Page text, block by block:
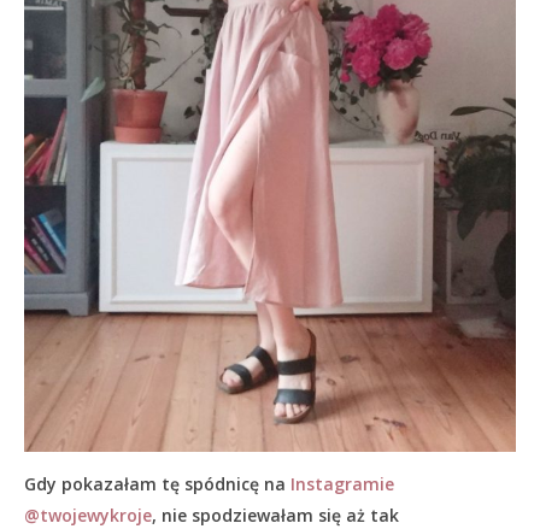
Gdy pokazałam tę spódnicę na Instagramie
@twojewykroje, nie spodziewałam się aż tak